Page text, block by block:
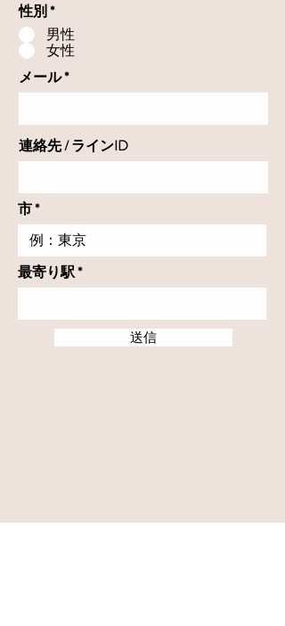
性別*
男性
女性
メール
連絡先 / ラインID
市
最寄り駅
送信